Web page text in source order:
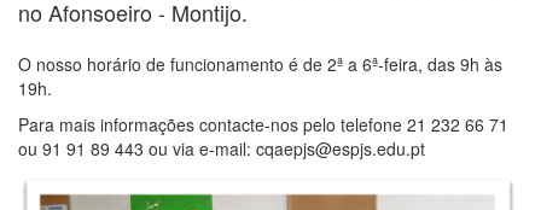
no Afonsoeiro - Montijo.
O nosso horário de funcionamento é de 2ª a 6ª-feira, das 9h às
19h.
Para mais informações contacte-nos pelo telefone 21 232 66 71
ou 91 91 89 443 ou via e-mail: cqaepjs@espjs.edu.pt